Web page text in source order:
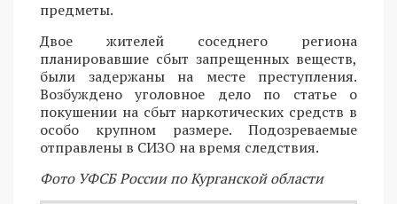
предметы.
Двое жителей соседнего региона
планировавшие сбыт запрещенных веществ,
были задержаны на месте преступления.
Возбуждено уголовное дело по статье о
покушении на сбыт наркотических средств в
особо крупном размере. Подозреваемые
отправлены в СИЗО на время следствия.
Фото УФСБ России по Курганской области